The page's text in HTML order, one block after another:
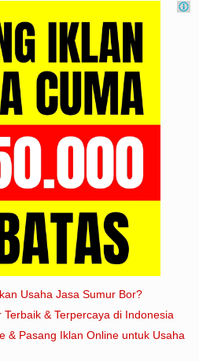
Usaha Jasa Sumur Bor?
Terbaik & Terpercaya di Indonesia
& Pasang Iklan Online untuk Usaha